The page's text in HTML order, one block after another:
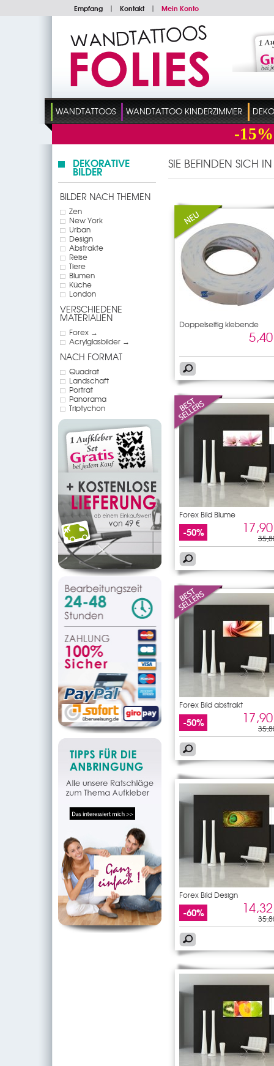
Empfang | Kontakt | Mein Konto
WANDTATTOOS WANDTATTOO KINDERZIMMER
-15%
DEKORATIVE
BILDER
BILDER NACH THEMEN
Zen
New York
Urban
Design
Abstrakte
Reise
Tiere
Blumen
Küche
London
VERSCHIEDENE
MATERIALIEN
Forex →
Acrylglasbilder →
NACH FORMAT
Quadrat
Landschaft
Porträt
Panorama
Triptychon
SIE BEFINDEN SICH
Doppelseitig klebende
Forex Bild Blume
-50%
Forex Bild abstrakt
-50%
Forex Bild Design
-60%